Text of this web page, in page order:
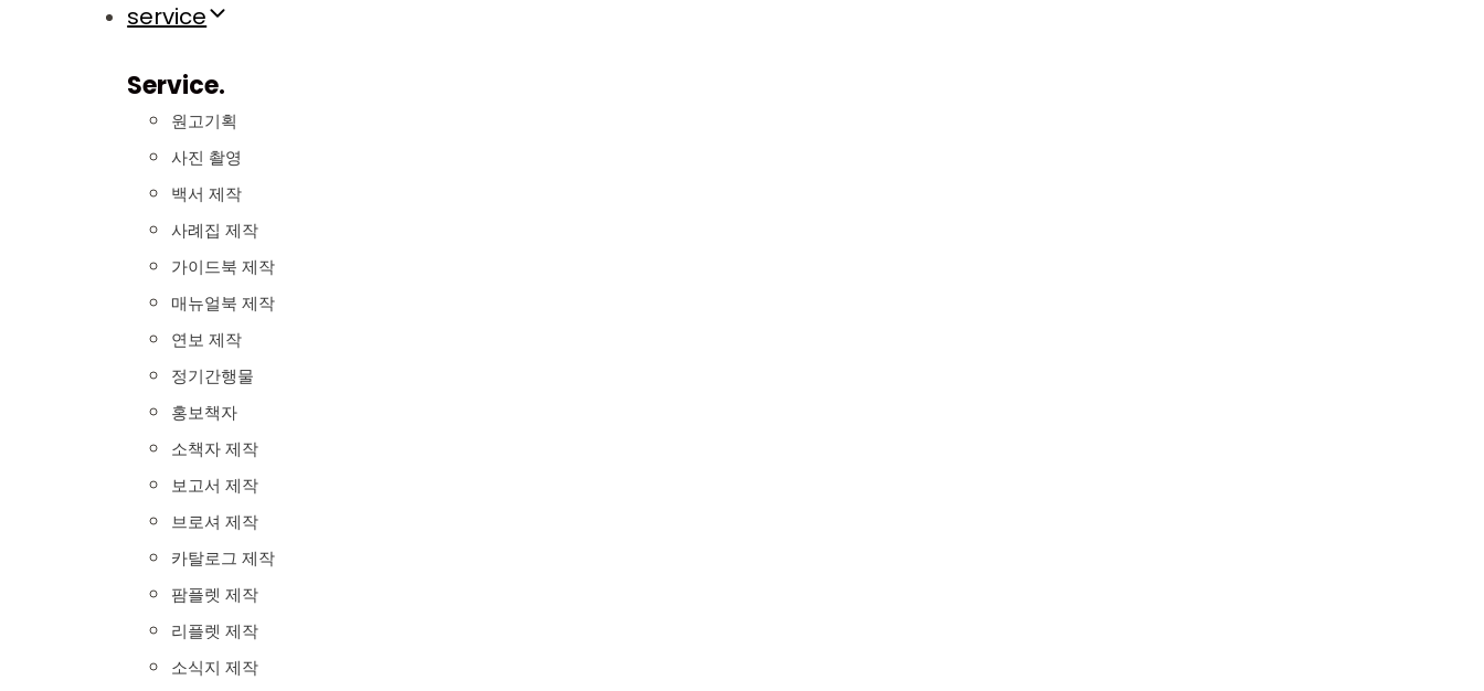
service
Service.
원고기획
사진 촬영
백서 제작
사례집 제작
가이드북 제작
매뉴얼북 제작
연보 제작
정기간행물
홍보책자
소책자 제작
보고서 제작
브로셔 제작
카탈로그 제작
팜플렛 제작
리플렛 제작
소식지 제작